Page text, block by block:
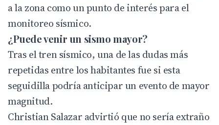
a la zona como un punto de interés para el
monitoreo sísmico.
¿Puede venir un sismo mayor?
Tras el tren sísmico, una de las dudas más
repetidas entre los habitantes fue si esta
seguidilla podría anticipar un evento de mayor
magnitud.
Christian Salazar advirtió que no sería extraño